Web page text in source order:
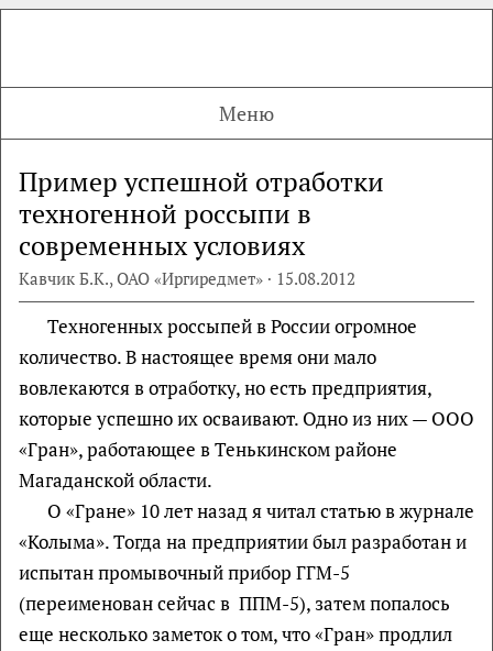
Меню
Пример успешной отработки
техногенной россыпи в
современных условиях
Кавчик Б.К., ОАО «Иргиредмет» · 15.08.2012
Техногенных россыпей в России огромное
количество. В настоящее время они мало
вовлекаются в отработку, но есть предприятия,
которые успешно их осваивают. Одно из них — ООО
«Гран», работающее в Тенькинском районе
Магаданской области.
О «Гране» 10 лет назад я читал статью в журнале
«Колыма». Тогда на предприятии был разработан и
испытан промывочный прибор ГГМ-5
(переименован сейчас в ППМ-5), затем попалось
еще несколько заметок о том, что «Гран» продлил